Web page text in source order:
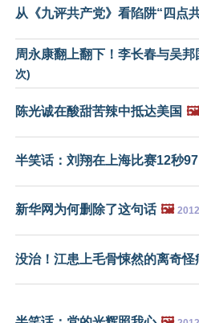
从《九评共产党》看陷阱“四点
周永康翻上翻下！李长春与吴邦
次)
陈光诚在酸甜苦辣中抵达美国 🖼️
半笑话：刘翔在上海比赛12秒97
新华网为何删除了这句话 🖼️
没治！江患上毛骨悚然的离奇怪